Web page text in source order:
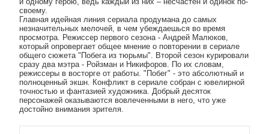
своему.
Главная идейная линия сериала продумана до самых
незначительных мелочей, в чем убеждаешься во время
просмотра. Режиссер первого сезона - Андрей Малюков,
который опровергает общее мнение о повторении в сериале
общего сюжета "Побега из тюрьмы". Второй сезон курировали
сразу два мэтра - Ройзман и Никифоров. По их словам,
режиссеры в восторге от работы. "Побег" - это абсолютный и
полноценный экшн. Конфликт в сериале собран с ювелирной
точностью и фантазией художника. Добрый десяток
персонажей оказываются вовлеченными в него, что уже
достойно внимания зрителя.